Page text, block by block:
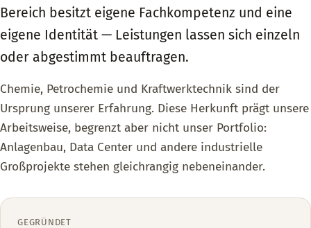
Bereich besitzt eigene Fachkompetenz und eine
eigene Identität — Leistungen lassen sich einzeln
oder abgestimmt beauftragen.
Chemie, Petrochemie und Kraftwerktechnik sind der
Ursprung unserer Erfahrung. Diese Herkunft prägt unsere
Arbeitsweise, begrenzt aber nicht unser Portfolio:
Anlagenbau, Data Center und andere industrielle
Großprojekte stehen gleichrangig nebeneinander.
GEGRÜNDET